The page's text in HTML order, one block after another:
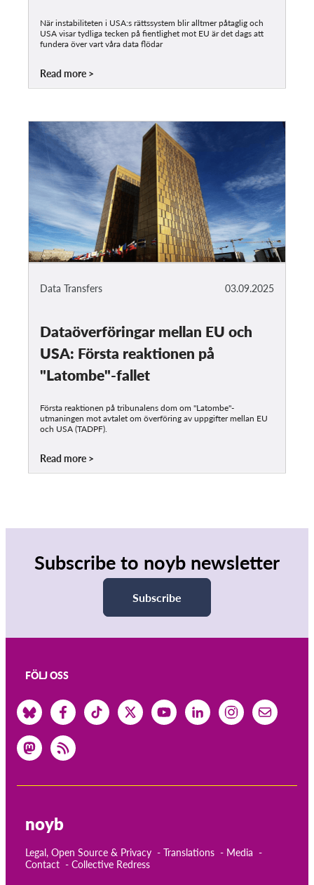
När instabiliteten i USA:s rättssystem blir alltmer påtaglig och
USA visar tydliga tecken på fientlighet mot EU är det dags att
fundera över vart våra data flödar
Read more
03.09.2025
Data Transfers
Dataöverföringar mellan EU och
USA: Första reaktionen på
"Latombe"-fallet
Första reaktionen på tribunalens dom om "Latombe"-
utmaningen mot avtalet om överföring av uppgifter mellan EU
och USA (TADPF).
Read more
Subscribe to noyb newsletter
Subscribe
FÖLJ OSS
noyb
Legal, Open Source & Privacy Translations
Media
Contact
Collective Redress